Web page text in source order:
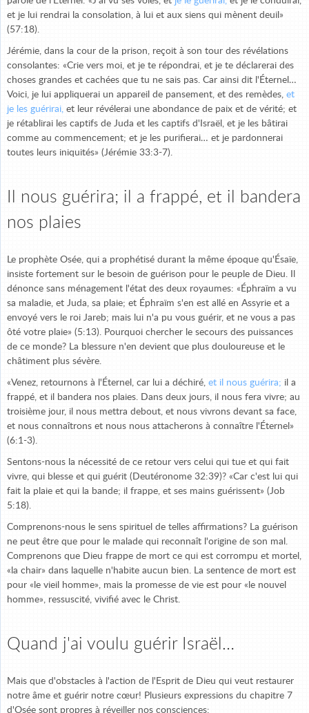
et je lui rendrai la consolation, à lui et aux siens qui mènent deuil»
(57:18).
Jérémie, dans la cour de la prison, reçoit à son tour des révélations
consolantes: «Crie vers moi, et je te répondrai, et je te déclarerai des
choses grandes et cachées que tu ne sais pas. Car ainsi dit l'Éternel…
Voici, je lui appliquerai un appareil de pansement, et des remèdes, et
je les guérirai, et leur révélerai une abondance de paix et de vérité; et
je rétablirai les captifs de Juda et les captifs d'Israël, et je les bâtirai
comme au commencement; et je les purifierai… et je pardonnerai
toutes leurs iniquités» (Jérémie 33:3-7).
Il nous guérira; il a frappé, et il bandera
nos plaies
Le prophète Osée, qui a prophétisé durant la même époque qu'Ésaïe,
insiste fortement sur le besoin de guérison pour le peuple de Dieu. Il
dénonce sans ménagement l'état des deux royaumes: «Éphraïm a vu
sa maladie, et Juda, sa plaie; et Éphraïm s'en est allé en Assyrie et a
envoyé vers le roi Jareb; mais lui n'a pu vous guérir, et ne vous a pas
ôté votre plaie» (5:13). Pourquoi chercher le secours des puissances
de ce monde? La blessure n'en devient que plus douloureuse et le
châtiment plus sévère.
«Venez, retournons à l'Éternel, car lui a déchiré, et il nous guérira; il a
frappé, et il bandera nos plaies. Dans deux jours, il nous fera vivre; au
troisième jour, il nous mettra debout, et nous vivrons devant sa face,
et nous connaîtrons et nous nous attacherons à connaître l'Éternel»
(6:1-3).
Sentons-nous la nécessité de ce retour vers celui qui tue et qui fait
vivre, qui blesse et qui guérit (Deutéronome 32:39)? «Car c'est lui qui
fait la plaie et qui la bande; il frappe, et ses mains guérissent» (Job
5:18).
Comprenons-nous le sens spirituel de telles affirmations? La guérison
ne peut être que pour le malade qui reconnaît l'origine de son mal.
Comprenons que Dieu frappe de mort ce qui est corrompu et mortel,
«la chair» dans laquelle n'habite aucun bien. La sentence de mort est
pour «le vieil homme», mais la promesse de vie est pour «le nouvel
homme», ressuscité, vivifié avec le Christ.
Quand j'ai voulu guérir Israël…
Mais que d'obstacles à l'action de l'Esprit de Dieu qui veut restaurer
notre âme et guérir notre cœur! Plusieurs expressions du chapitre 7
d'Osée sont propres à réveiller nos consciences: